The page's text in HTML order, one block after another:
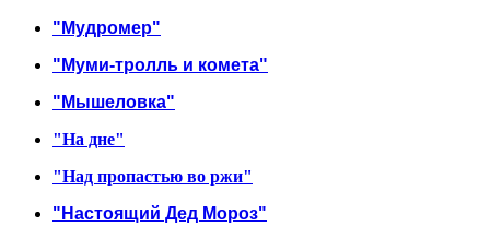
"Мудромер"
"Муми-тролль и комета"
"Мышеловка"
"На дне"
"Над пропастью во ржи"
"Настоящий Дед Мороз"